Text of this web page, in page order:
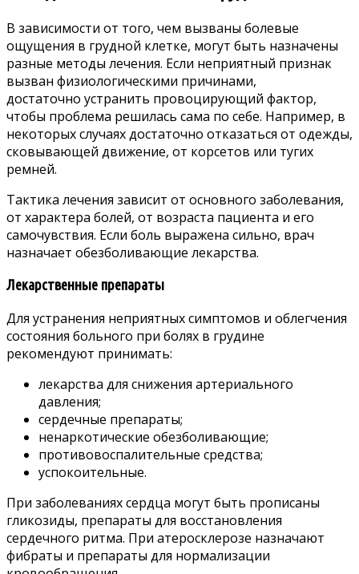
В зависимости от того, чем вызваны болевые
ощущения в грудной клетке, могут быть назначены
разные методы лечения. Если неприятный признак
вызван физиологическими причинами,
достаточно устранить провоцирующий фактор,
чтобы проблема решилась сама по себе. Например, в
некоторых случаях достаточно отказаться от одежды,
сковывающей движение, от корсетов или тугих
ремней.
Тактика лечения зависит от основного заболевания,
от характера болей, от возраста пациента и его
самочувствия. Если боль выражена сильно, врач
назначает обезболивающие лекарства.
Лекарственные препараты
Для устранения неприятных симптомов и облегчения
состояния больного при болях в грудине
рекомендуют принимать:
лекарства для снижения артериального
давления;
сердечные препараты;
ненаркотические обезболивающие;
противовоспалительные средства;
успокоительные.
При заболеваниях сердца могут быть прописаны
гликозиды, препараты для восстановления
сердечного ритма. При атеросклерозе назначают
фибраты и препараты для нормализации